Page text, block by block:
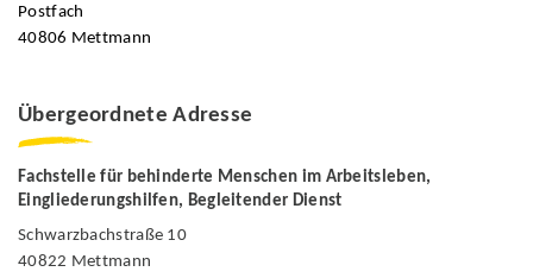
Postfach
40806 Mettmann
Übergeordnete Adresse
Fachstelle für behinderte Menschen im Arbeitsleben,
Eingliederungshilfen, Begleitender Dienst
Schwarzbachstraße 10
40822 Mettmann